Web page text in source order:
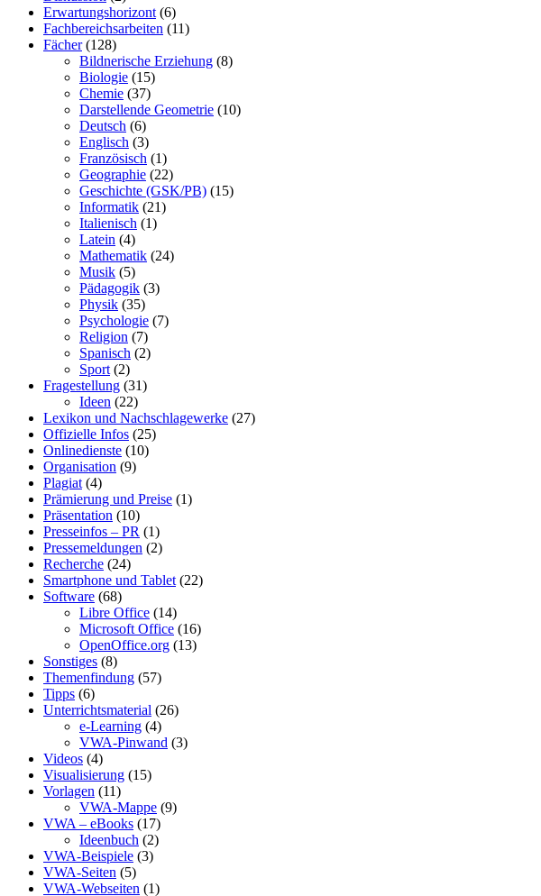
Erwartungshorizont (6)
Fachbereichsarbeiten (11)
Fächer(128)
Bildnerische Erziehung (8)
Biologie (15)
Chemie (37)
Darstellende Geometrie (10)
Deutsch (6)
Englisch (3)
Französisch (1)
Geographie (22)
Geschichte (GSK/PB) (15)
Informatik (21)
Italienisch (1)
Latein (4)
Mathematik (24)
Musik (5)
Pädagogik (3)
Physik (35)
Psychologie (7)
Religion (7)
Spanisch (2)
Sport (2)
Fragestellung (31)
Ideen (22)
Lexikon und Nachschlagewerke (27)
Offizielle Infos (25)
Onlinedienste (10)
Organisation (9)
Plagiat (4)
Prämierung und Preise (1)
Präsentation (10)
Presseinfos – PR (1)
Pressemeldungen (2)
Recherche (24)
Smartphone und Tablet (22)
Software (68)
Libre Office (14)
Microsoft Office (16)
OpenOffice.org (13)
Sonstiges (8)
Themenfindung (57)
Tipps (6)
Unterrichtsmaterial (26)
e-Learning (4)
VWA-Pinwand (3)
Videos (4)
Visualisierung (15)
Vorlagen (11)
VWA-Mappe (9)
VWA – eBooks (17)
Ideenbuch (2)
VWA-Beispiele (3)
VWA-Seiten (5)
VWA-Webseiten (1)